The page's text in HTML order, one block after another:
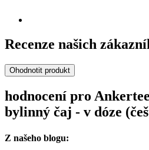
Recenze našich
Ohodnotit produkt
hodnocení pro
bylinný čaj - v dóze
Z našeho blogu: